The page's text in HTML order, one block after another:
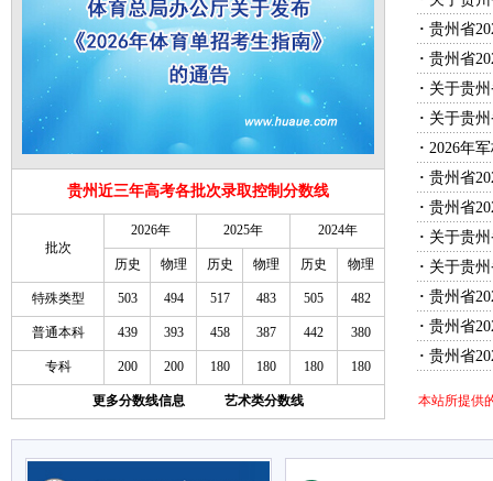
贵州近三年高考各批次录取控制分数线
批次
2026年 2025年 2024年
历史 物理 历史 物理 历史 物理
特殊类型 503 494 517 483 505 482
普通本科 439 393 458 387 442 380
专科 200 200 180 180 180 180
更多分数线信息 艺术类分数线
· 贵州省
· 贵州省
· 关于贵
· 关于贵
· 2026年
· 贵州省
· 贵州省
· 关于贵
· 关于贵
· 贵州省
· 贵州省
· 贵州省
本站所提供